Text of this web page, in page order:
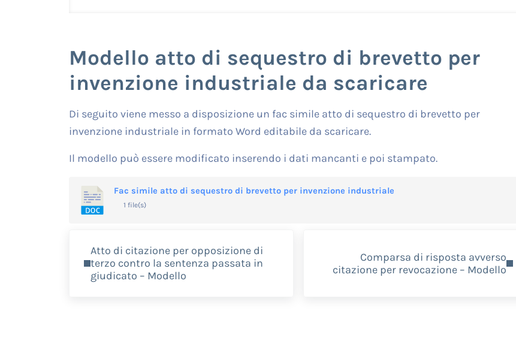
Modello atto di sequestro di brevetto per
invenzione industriale da scaricare
Di seguito viene messo a disposizione un fac simile atto di sequestro di brevetto per
invenzione industriale in formato Word editabile da scaricare.
Il modello può essere modificato inserendo i dati mancanti e poi stampato.
Fac simile atto di sequestro di brevetto per invenzione industriale
1 file(s)
Atto di citazione per opposizione di
terzo contro la sentenza passata in
giudicato – Modello
Comparsa di risposta avverso
citazione per revocazione – Modello